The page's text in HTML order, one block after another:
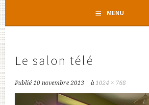
contenu
MENU
Le salon télé
Publié10 novembre 2013 à1024 × 768